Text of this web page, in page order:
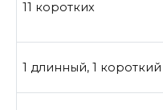
11 коротких
1 длинный, 1 короткий